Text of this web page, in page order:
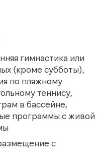
гимнастика или
(кроме субботы),
по пляжному
теннису,
в бассейне,
программы с живой
с